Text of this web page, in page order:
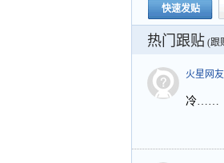
快速发贴
热门跟贴 (跟
火星网友
冷……